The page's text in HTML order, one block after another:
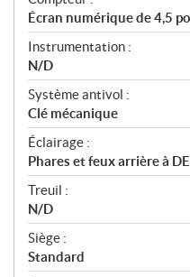
Écran numérique de 4,5 po
Instrumentation :
N/D
Système antivol :
Clé mécanique
Éclairage :
Phares et feux arrière à
Treuil :
N/D
Siège :
Standard